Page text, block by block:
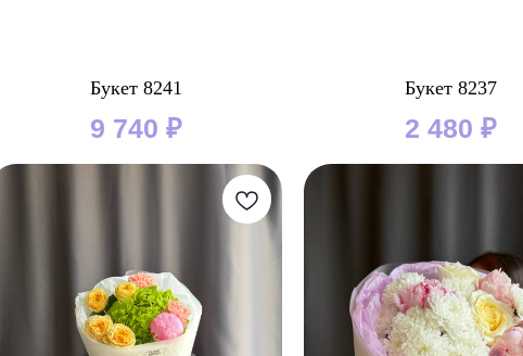
Букет 8241
9 740 ₽
Букет 8237
2 480 ₽